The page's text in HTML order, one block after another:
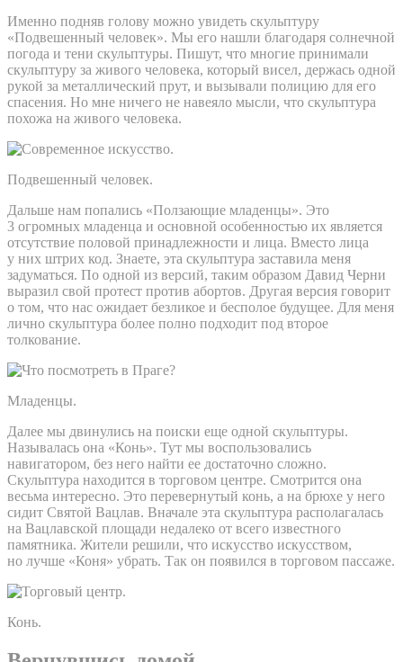
Именно подняв голову можно увидеть скульптуру
«Подвешенный человек». Мы его нашли благодаря солнечной
погода и тени скульптуры. Пишут, что многие принимали
скульптуру за живого человека, который висел, держась одной
рукой за металлический прут, и вызывали полицию для его
спасения. Но мне ничего не навеяло мысли, что скульптура
похожа на живого человека.
Подвешенный человек.
Дальше нам попались «Ползающие младенцы». Это
3 огромных младенца и основной особенностью их является
отсутствие половой принадлежности и лица. Вместо лица
у них штрих код. Знаете, эта скульптура заставила меня
задуматься. По одной из версий, таким образом Давид Черни
выразил свой протест против абортов. Другая версия говорит
о том, что нас ожидает безликое и бесполое будущее. Для меня
лично скульптура более полно подходит под второе
толкование.
Младенцы.
Далее мы двинулись на поиски еще одной скульптуры.
Называлась она «Конь». Тут мы воспользовались
навигатором, без него найти ее достаточно сложно.
Скульптура находится в торговом центре. Смотрится она
весьма интересно. Это перевернутый конь, а на брюхе у него
сидит Святой Вацлав. Вначале эта скульптура располагалась
на Вацлавской площади недалеко от всего известного
памятника. Жители решили, что искусство искусством,
но лучше «Коня» убрать. Так он появился в торговом пассаже.
Конь.